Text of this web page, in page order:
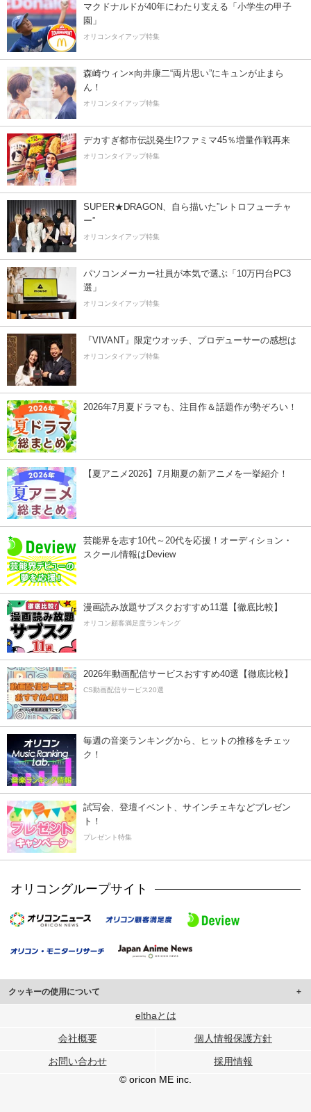
マクドナルドが40年にわたり支える「小学生の甲子
園」
オリコンタイアップ特集
森崎ウィン×向井康二“両片思い”にキュンが止まら
ん！
オリコンタイアップ特集
デカすぎ都市伝説発生!?ファミマ45％増量作戦再来
オリコンタイアップ特集
SUPER★DRAGON、自ら描いた”レトロフューチャ
ー”
オリコンタイアップ特集
パソコンメーカー社員が本気で選ぶ「10万円台PC3
選」
オリコンタイアップ特集
『VIVANT』限定ウオッチ、プロデューサーの感想は
オリコンタイアップ特集
2026年7月夏ドラマも、注目作＆話題作が勢ぞろい！
【夏アニメ2026】7月期夏の新アニメを一挙紹介！
芸能界を志す10代～20代を応援！オーディション・
スクール情報はDeview
漫画読み放題サブスクおすすめ11選【徹底比較】
オリコン顧客満足度ランキング
2026年動画配信サービスおすすめ40選【徹底比較】
CS動画配信サービス20選
毎週の音楽ランキングから、ヒットの推移をチェッ
ク！
試写会、登壇イベント、サインチェキなどプレゼン
ト！
プレゼント特集
オリコングループサイト
クッキーの使用について
このサイトでは Cookie を使用して、ユーザーに合わせたコンテンツや広告の
行っています。
メディアや広告配信、データ解析の各パートナーに提供しています。
各パートナーは、この情報とユーザーが各パートナーに提供した他の情報や、
ユーザーが各パートナーのサービスを使用したときに収集した他の情報を組み
elthaとは
会社概要 個人情報保護方針
お問い合わせ
採用情報
© oricon ME inc.